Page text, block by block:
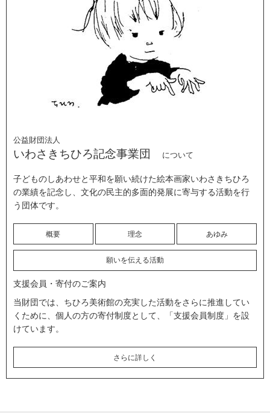
公益財団法人
いわさきちひろ記念事業団 について
子どものしあわせと平和を願い続けた絵本画家いわさきちひろ
の業績を記念し、文化の民主的多面的発展に寄与する活動を行
う団体です。
概要 理念 あゆみ
願いを伝える活動
支援会員・寄付のご案内
当財団では、ちひろ美術館の充実した活動をさらに推進してい
くために、個人の方の寄付制度として、「支援会員制度」を設
けています。
さらに詳しく